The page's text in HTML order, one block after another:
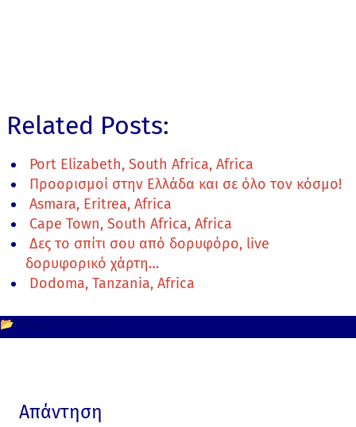
Related Posts:
Port Elizabeth, South Africa, Africa
Προορισμοί στην Ελλάδα και σε όλο τον κόσμο!
Asmara, Eritrea, Africa
Cape Town, South Africa, Africa
Δες το σπίτι σου από δορυφόρο, live
δορυφορικό χάρτη…
Dodoma, Tanzania, Africa
📂
Απάντηση